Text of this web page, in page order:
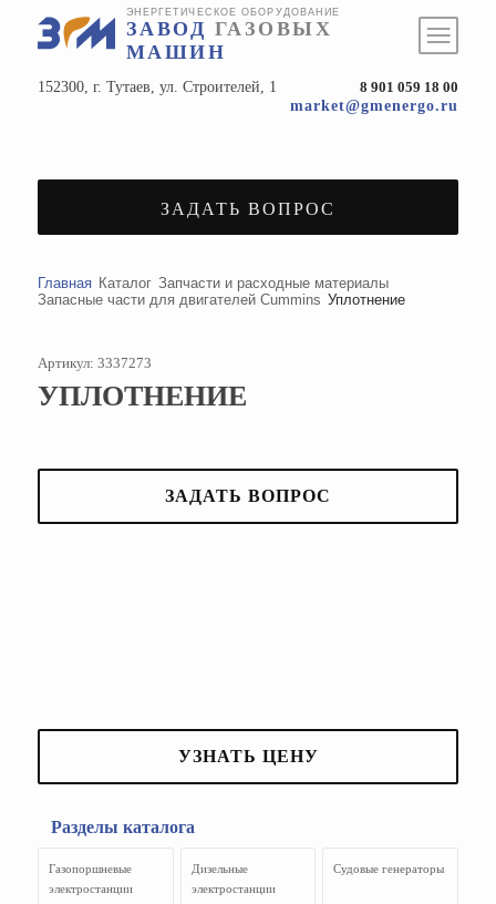
ЭНЕРГЕТИЧЕСКОЕ ОБОРУДОВАНИЕ
ЗАВОД ГАЗОВЫХ
МАШИН
152300, г. Тутаев, ул. Строителей, 1
8 901 059 18 00
market@gmenergo.ru
ЗАДАТЬ ВОПРОС
Главная Каталог Запчасти и расходные материалы
Запасные части для двигателей Cummins Уплотнение
Артикул: 3337273
УПЛОТНЕНИЕ
ЗАДАТЬ ВОПРОС
УЗНАТЬ ЦЕНУ
Разделы каталога
Газопоршневые
электростанции
Дизельные
электростанции
Судовые генераторы